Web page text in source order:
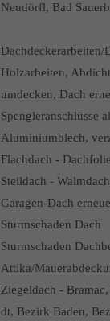
Neudörfl, Bad
Dachdeckerarbeiten/
Holzarbeiten,
umdecken, Dach
Spengleranschlüsse
Aluminiumblech,
Flachdach -
Steildach -
Garagen-Dach
Sturmschaden Dach
Sturmschaden
Attika/
Ziegeldach -
dt, Bezirk Baden,